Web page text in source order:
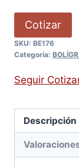
Cotizar
SKU: BE176
Categoría:
Seguir
Descripción